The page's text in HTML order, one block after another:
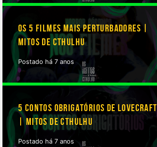
OS 5 FILMES MAIS PERTURBADORES |
MITOS DE CTHULHU
Postado há 7 anos
5 CONTOS OBRIGATÓRIOS DE LOVECRAFT
| MITOS DE CTHULHU
Postado há 7 anos